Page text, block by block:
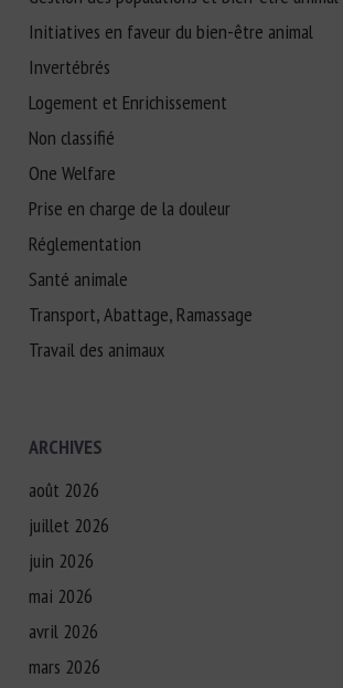
Initiatives en faveur du bien-être animal
Invertébrés
Logement et Enrichissement
Non classifié
One Welfare
Prise en charge de la douleur
Réglementation
Santé animale
Transport, Abattage, Ramassage
Travail des animaux
ARCHIVES
août 2026
juillet 2026
juin 2026
mai 2026
avril 2026
mars 2026